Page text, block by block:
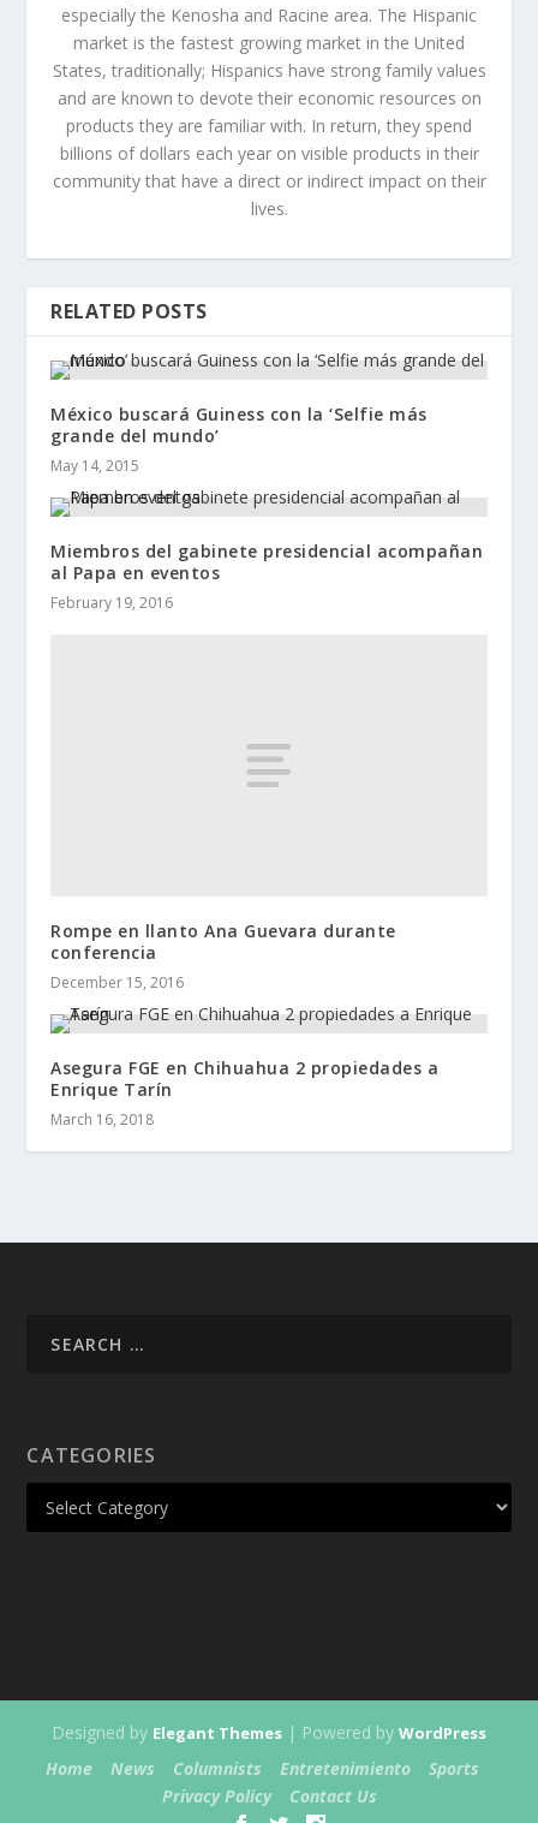
especially the Kenosha and Racine area. The Hispanic
market is the fastest growing market in the United
States, traditionally; Hispanics have strong family values
and are known to devote their economic resources on
products they are familiar with. In return, they spend
billions of dollars each year on visible products in their
community that have a direct or indirect impact on their
lives.
RELATED POSTS
México buscará Guiness con la ‘Selfie más
grande del mundo’
May 14, 2015
Miembros del gabinete presidencial acompañan
al Papa en eventos
February 19, 2016
Rompe en llanto Ana Guevara durante
conferencia
December 15, 2016
Asegura FGE en Chihuahua 2 propiedades a
Enrique Tarín
March 16, 2018
CATEGORIES
Designed by Elegant Themes | Powered by WordPress
Home News Columnists Entretenimiento
Sports
Privacy Policy
Contact Us